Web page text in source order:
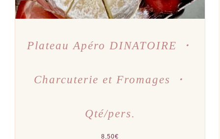
Plateau Apéro DINATOIRE ・
Charcuterie et Fromages ・
Qté/pers.
8,50€